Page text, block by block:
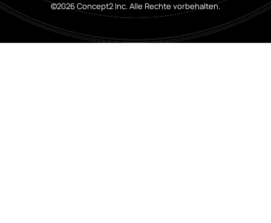
©2026 Concept2 Inc. Alle Rechte vorbehalten.